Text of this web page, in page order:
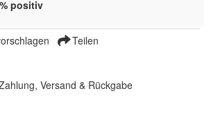
positiv
Teilen
Versand & Rückgabe